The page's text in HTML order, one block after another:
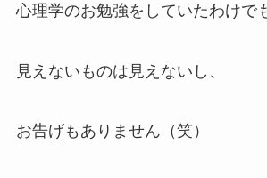
心理学のお勉強をしていたわけで
見えないものは見えないし、
お告げもありません（笑）